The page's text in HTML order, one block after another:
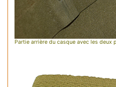
Partie arrière du casque avec les deux